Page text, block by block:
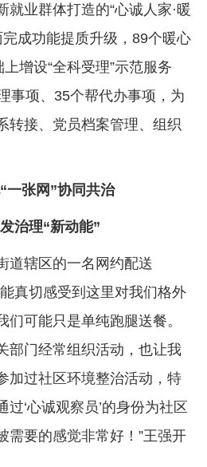
就业群体打造的“心诚人家·暖
成功能提质升级，89个暖心
增设“全科受理”示范服务
事项、35个帮代办事项，为
转接、党员档案管理、组织
一张网”协同共治
治理“新动能”
道辖区的一名网约配送
真切感受到这里对我们格外
们可能只是单纯跑腿送餐。
部门经常组织活动，也让我
加过社区环境整治活动，特
‘心诚观察员’的身份为社区
需要的感觉非常好！”王强开